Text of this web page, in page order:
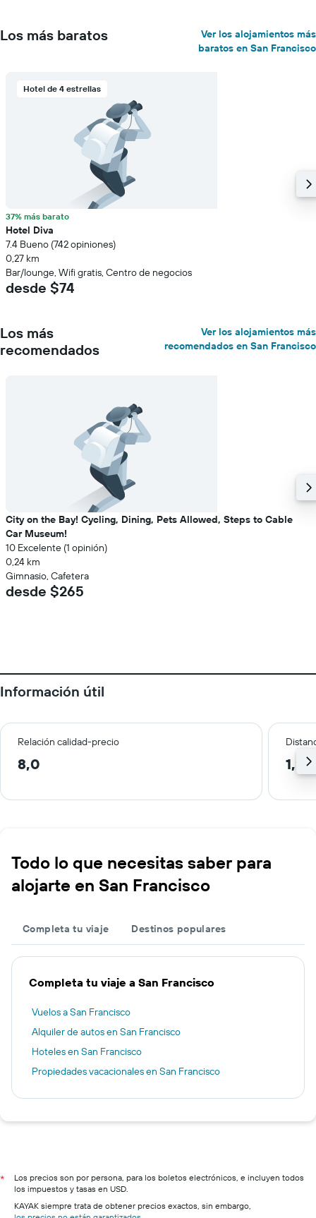
Los más baratos
Ver los alojamientos más
baratos en San Francisco
Hotel de 4 estrellas
37% más barato
Hotel Diva
7.4 Bueno (742 opiniones)
0,27 km
Bar/lounge, Wifi gratis, Centro de negocios
desde $74
Los más
recomendados
Ver los alojamientos más
recomendados en San Francisco
City on the Bay! Cycling, Dining, Pets Allowed, Steps to Cable
Car Museum!
10 Excelente (1 opinión)
0,24 km
Gimnasio, Cafetera
desde $265
Información útil
Relación calidad-precio
8,0 1,2
Todo lo que necesitas saber para
alojarte en San Francisco
Completa tu viaje Destinos populares
Completa tu viaje a San Francisco
Vuelos a San Francisco
Alquiler de autos en San Francisco
Hoteles en San Francisco
Propiedades vacacionales en San Francisco
*
Los precios son por persona, para los boletos electrónicos, e incluyen todos
los impuestos y tasas en USD.
KAYAK siempre trata de obtener precios exactos, sin embargo,